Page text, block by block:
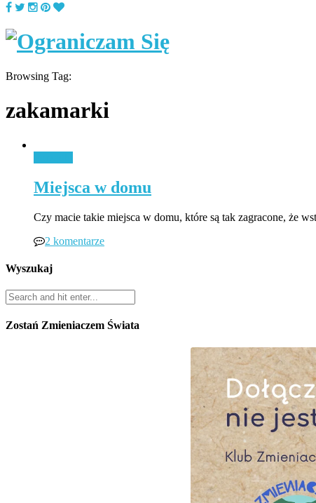
Browsing Tag:
zakamarki
Miejsca w domu
Czy macie takie miejsca w domu, które są tak zagracone, że
2 komentarze
Wyszukaj
Zostań Zmieniaczem Świata